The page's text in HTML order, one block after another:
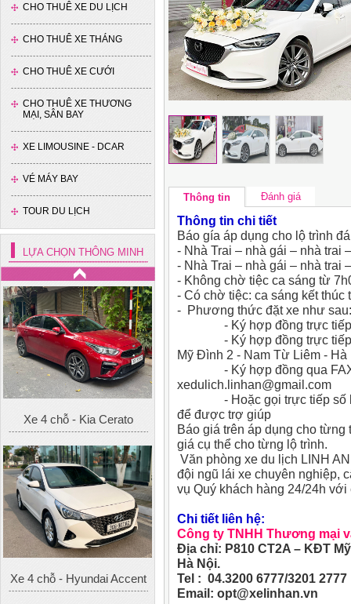
CHO THUÊ XE DU LỊCH
CHO THUÊ XE THÁNG
CHO THUÊ XE CƯỚI
CHO THUÊ XE THƯƠNG
MẠI, SÂN BAY
XE LIMOUSINE - DCAR
VÉ MÁY BAY
TOUR DU LỊCH
LỰA CHỌN THÔNG MINH
Xe 4 chỗ - Kia Cerato
Xe 4 chỗ - Hyundai Accent
Thông tin Đánh giá
Thông tin chi tiết
Báo gía áp dụng cho lộ trình
- Nhà Trai – nhà gái – nhà trai
- Nhà Trai – nhà gái – nhà trai
- Không chờ tiệc ca sáng từ
- Có chờ tiệc: ca sáng kết thúc
- Phương thức đặt xe như
- Ký hợp đồng trực tiếp
- Ký hợp đồng trực tiếp tại
Mỹ Đình 2 - Nam Từ Liêm - Hà
- Ký hợp đồng qua FAX:
xedulich.linhan@gmail.com
- Hoặc gọi trực tiếp số liên
để được trợ giúp
Báo giá trên áp dụng cho
giá cụ thể cho từng lộ trình.
Văn phòng xe du lịch LINH
đội ngũ lái xe chuyên nghiệp,
vụ Quý khách hàng 24/24h với
Chi tiết liên hệ:
Công ty TNHH Thương mại
Địa chỉ: P810 CT2A – KĐT
Hà Nội.
Tel : 04.3200 6777/3201
Email: opt@xelinhan.vn